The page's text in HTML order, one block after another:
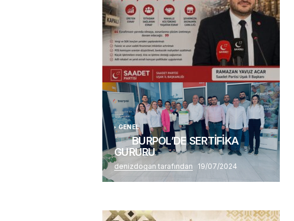
(başlıksız)
Alaattin Karahan tarafından 14/07/2026
GENEL
BURPOL’DE SERTİFİKA
GURURU
denizdogan tarafından 19/07/2024